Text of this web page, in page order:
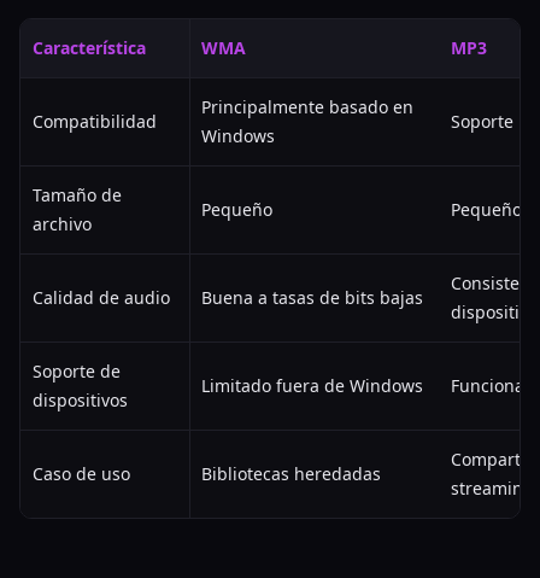
Característica WMA MP3
Compatibilidad
Principalmente basado en
Windows
Soporte
Tamaño de
archivo
Pequeño Pequeño
Calidad de audio Buena a tasas de bits bajas
Soporte de
dispositivos
Limitado fuera de Windows Funciona
Caso de uso Bibliotecas heredadas
streaming